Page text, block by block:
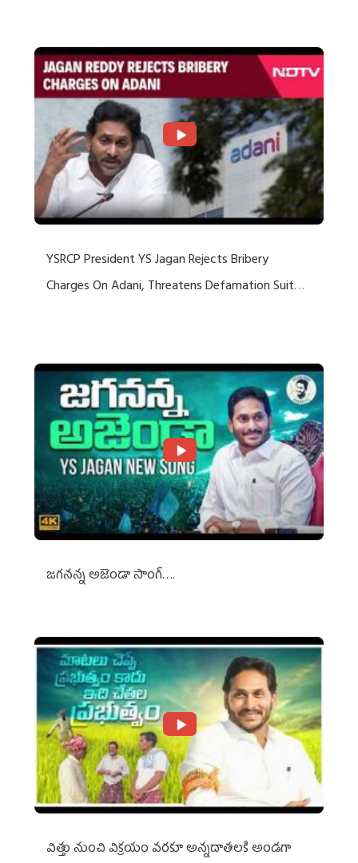
YSRCP President YS Jagan Rejects Bribery
Charges On Adani, Threatens Defamation Suit
జగనన్న అజెండా సాంగ్….
విత్తు నుంచి విక్రయం వరకూ అన్నదాతలకి అండగా